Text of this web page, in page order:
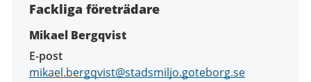
Fackliga företrädare
Mikael Bergqvist
E-post
mikael.bergqvist@stadsmiljo.goteborg.se